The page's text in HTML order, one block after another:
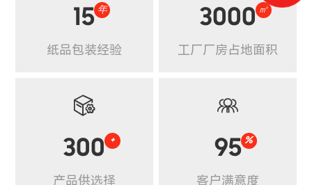
15 年
纸品包装经验
3000 ㎡
工厂厂房占地面积

300 +
产品供选择

95 %
客户满意度